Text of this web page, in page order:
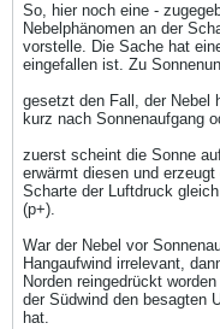
So, hier noch eine -
Nebelphänomen an der
vorstelle. Die Sache hat
eingefallen ist. Zu
gesetzt den Fall, der Nebel
kurz nach Sonnenaufgang
zuerst scheint die Sonne
erwärmt diesen und
Scharte der Luftdruck
(p+).
War der Nebel vor
Hangaufwind irrelevant,
Norden reingedrückt
der Südwind den besagten
hat.